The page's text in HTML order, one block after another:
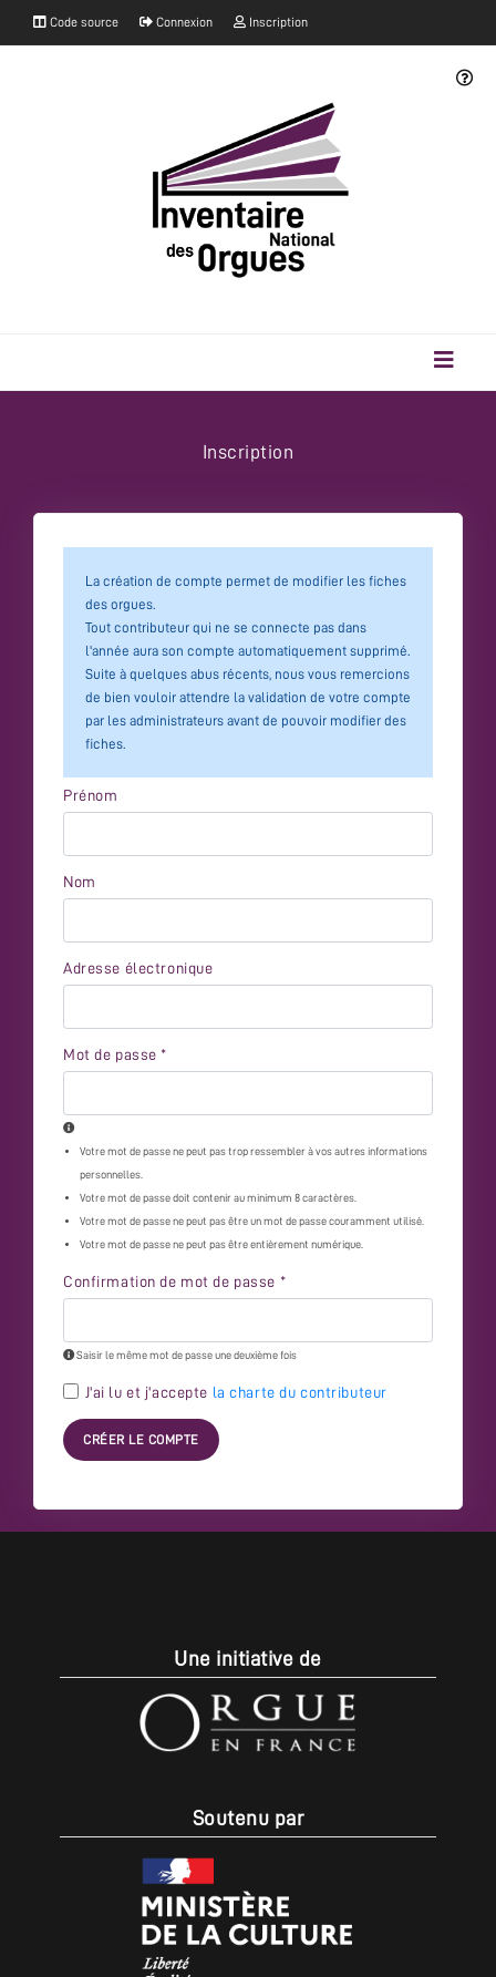
Code source Connexion Inscription
Inscription
La création de compte permet de modifier les fiches
des orgues.
Tout contributeur qui ne se connecte pas dans
l'année aura son compte automatiquement supprimé.
Suite à quelques abus récents, nous vous remercions
de bien vouloir attendre la validation de votre compte
par les administrateurs avant de pouvoir modifier des
fiches.
Prénom
Nom
Adresse électronique
Mot de passe *
Votre mot de passe ne peut pas trop ressembler à vos autres informations
personnelles.
Votre mot de passe doit contenir au minimum 8 caractères.
Votre mot de passe ne peut pas être un mot de passe couramment utilisé.
Votre mot de passe ne peut pas être entièrement numérique.
Confirmation de mot de passe *
Saisir le même mot de passe une deuxième fois
J'ai lu et j'accepte la charte du contributeur
CRÉER LE COMPTE
Une initiative de
Soutenu par